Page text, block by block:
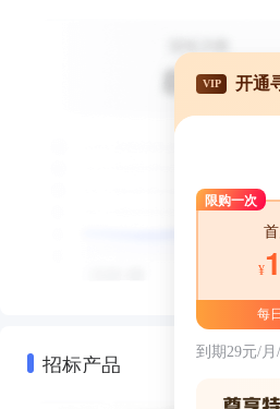
招标产品
VIP 开通
限购一次
¥
每
到期29元/月